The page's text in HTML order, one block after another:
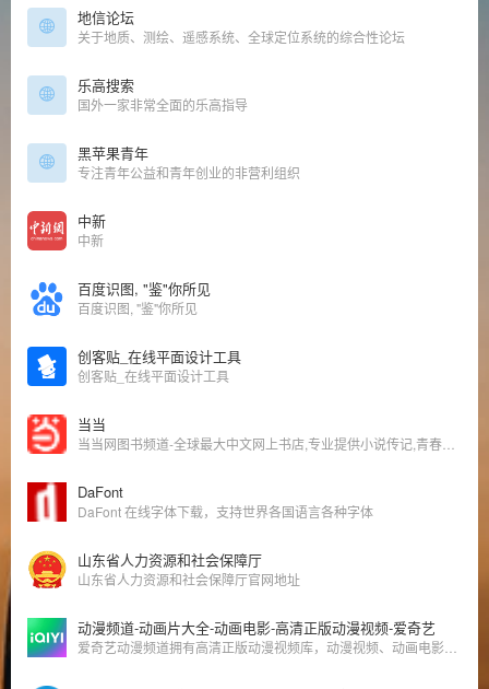
地信论坛
关于地质、测绘、遥感系统、全球定位系统的综合性论坛
乐高搜索
国外一家非常全面的乐高指导
黑苹果青年
专注青年公益和青年创业的非营利组织
中新
中新
百度识图, "鉴"你所见
百度识图, "鉴"你所见
创客贴_在线平面设计工具
创客贴_在线平面设计工具
当当
DaFont
DaFont 在线字体下载，支持世界各国语言各种字体
山东省人力资源和社会保障厅
山东省人力资源和社会保障厅官网地址
动漫频道-动画片大全-动画电影-高清正版动漫视频-爱奇艺